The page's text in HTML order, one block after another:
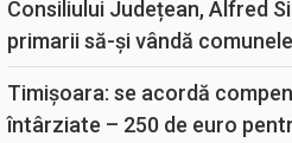
Consiliului Județean, Alfred
primarii să-și vândă
Timișoara: se acordă
întârziate – 250 de euro